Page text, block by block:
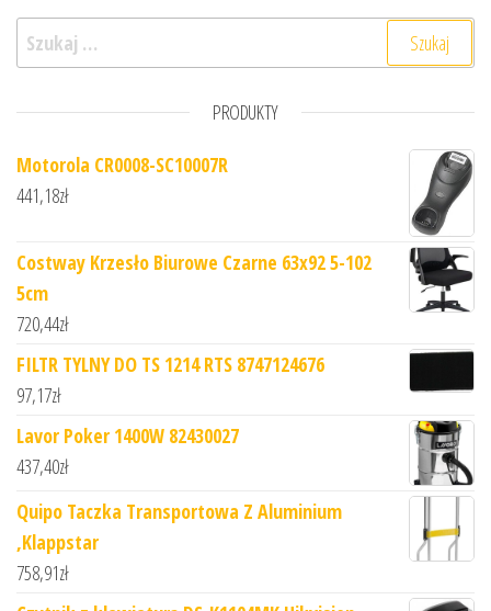
Szukaj:
PRODUKTY
Motorola CR0008-SC10007R
441,18zł
Costway Krzesło Biurowe Czarne 63x92 5-102
5cm
720,44zł
FILTR TYLNY DO TS 1214 RTS 8747124676
97,17zł
Lavor Poker 1400W 82430027
437,40zł
Quipo Taczka Transportowa Z Aluminium
,Klappstar
758,91zł